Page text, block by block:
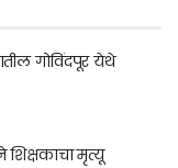
गोविंदपूर येथे
मृत्यू